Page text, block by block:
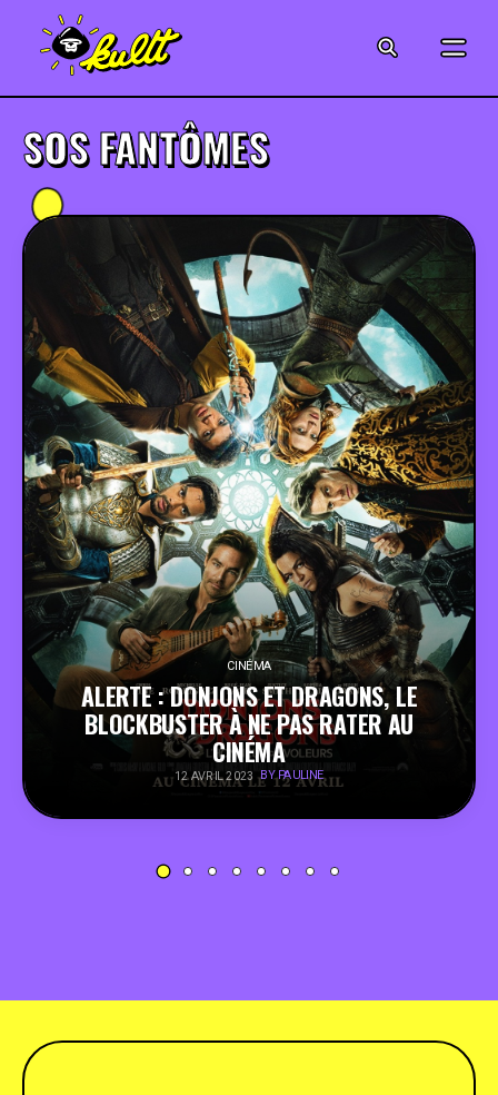
SÉRIES
MUSIQUE
CRÉATION
ART
JEUX-VIDÉO
VINTAGE
PEOPLE
FOOD
BONS PLANS
SOUTENEZ KULTT
SOS FANTÔMES
CINÉMA
ALERTE : DONJONS ET DRAGONS, LE
BLOCKBUSTER À NE PAS RATER AU
CINÉMA
12 AVRIL 2023 BY PAULINE